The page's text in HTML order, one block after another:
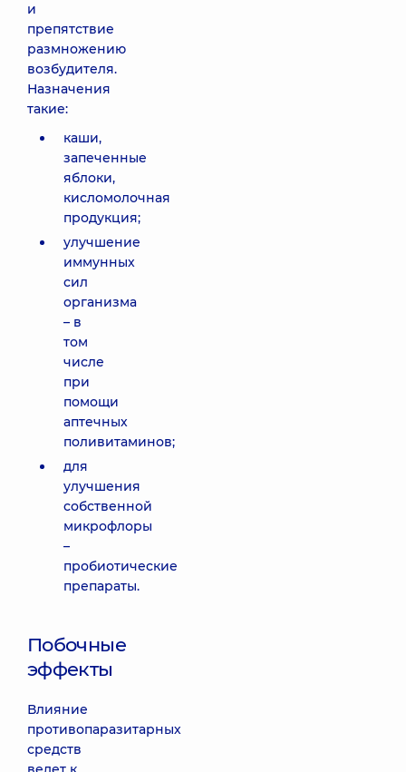
и
препятствие
размножению
возбудителя.
Назначения
такие:
каши,
запеченные
яблоки,
кисломолочная
продукция;
улучшение
иммунных
сил
организма
– в
том
числе
при
помощи
аптечных
поливитаминов;
для
улучшения
собственной
микрофлоры
–
пробиотические
препараты.
Побочные
эффекты
Влияние
противопаразитарных
средств